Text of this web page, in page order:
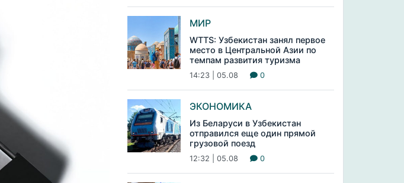
МИР
WTTS: Узбекистан занял первое
место в Центральной Азии по
темпам развития туризма
14:23 | 05.08 0
ЭКОНОМИКА
Из Беларуси в Узбекистан
отправился еще один прямой
грузовой поезд
12:32 | 05.08 0